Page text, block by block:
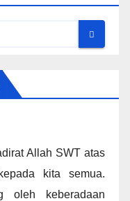
Allah SWT atas
kita semua.
oleh keberadaan